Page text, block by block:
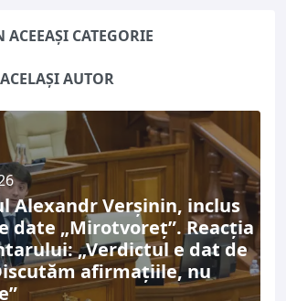
ARTICOLE DIN ACEEAȘI CATEGORIE
ARTICOLE DE ACELAȘI AUTOR
Alexandr Verșinin, inclus
date „Mirotvoreț”. Reacția
„Verdictul e dat de
afirmațiile, nu